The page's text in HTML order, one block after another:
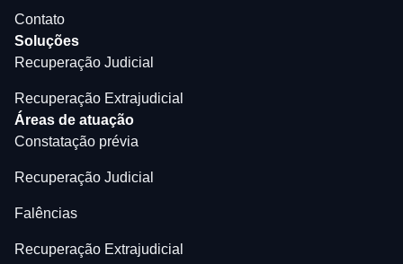
Contato
Soluções
Recuperação Judicial
Recuperação Extrajudicial
Áreas de atuação
Constatação prévia
Recuperação Judicial
Falências
Recuperação Extrajudicial